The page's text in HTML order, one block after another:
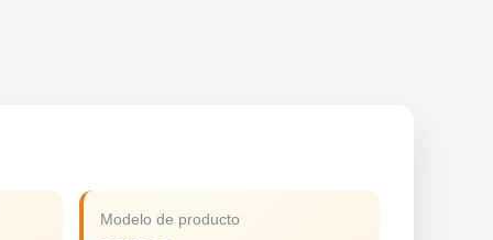
Modelo de producto